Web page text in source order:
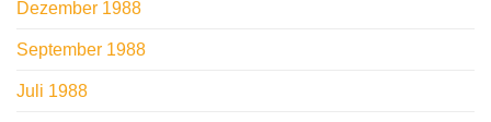
Dezember 1988
September 1988
Juli 1988